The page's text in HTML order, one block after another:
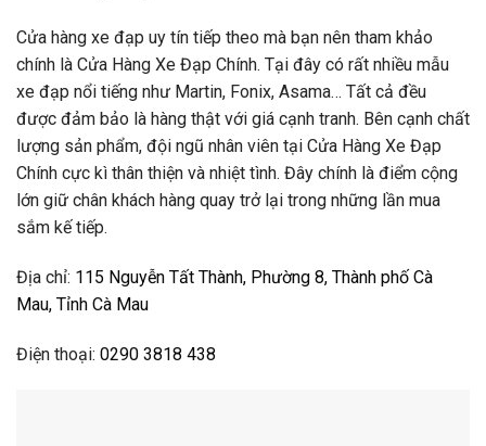
Cửa hàng xe đạp uy tín tiếp theo mà bạn nên tham khảo
chính là Cửa Hàng Xe Đạp Chính. Tại đây có rất nhiều mẫu
xe đạp nổi tiếng như Martin, Fonix, Asama… Tất cả đều
được đảm bảo là hàng thật với giá cạnh tranh. Bên cạnh chất
lượng sản phẩm, đội ngũ nhân viên tại Cửa Hàng Xe Đạp
Chính cực kì thân thiện và nhiệt tình. Đây chính là điểm cộng
lớn giữ chân khách hàng quay trở lại trong những lần mua
sắm kế tiếp.
Địa chỉ: 115 Nguyễn Tất Thành, Phường 8, Thành phố Cà
Mau, Tỉnh Cà Mau
Điện thoại: 0290 3818 438